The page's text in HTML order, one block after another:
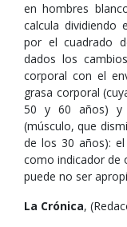
en hombres
calcula dividiendo
por el cuadrado
dados los
corporal con el
grasa corporal
50 y 60 años) y
(músculo, que
de los 30 años):
como indicador de
puede no ser
La Crónica,